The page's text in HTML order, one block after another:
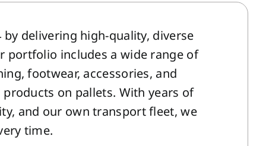
delivering high-quality, diverse
portfolio includes a wide range of
footwear, accessories, and
on pallets. With years of
and our own transport fleet, we
time.